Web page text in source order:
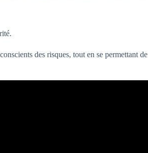
des risques, tout en se permettant de